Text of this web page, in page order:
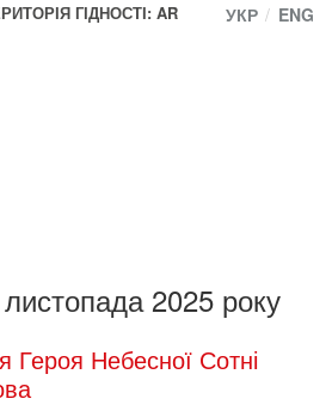
ГІДНОСТІ: AR
УКР ENG
2025 року
Небесної Сотні